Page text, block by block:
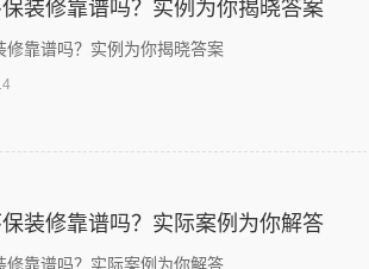
装修靠谱吗？实例为你揭晓答案
修靠谱吗？实例为你揭晓答案
装修靠谱吗？实际案例为你解答
修靠谱吗？实际案例为你解答